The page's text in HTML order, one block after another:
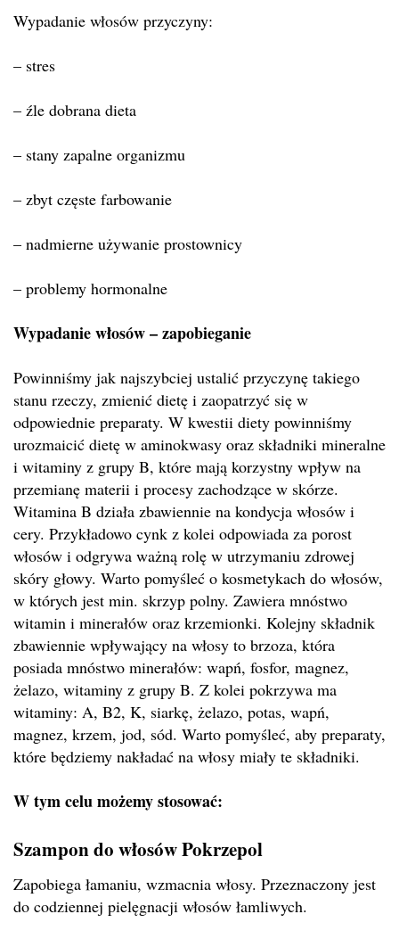
Wypadanie włosów przyczyny:
– stres
– źle dobrana dieta
– stany zapalne organizmu
– zbyt częste farbowanie
– nadmierne używanie prostownicy
– problemy hormonalne
Wypadanie włosów – zapobieganie
Powinniśmy jak najszybciej ustalić przyczynę takiego
stanu rzeczy, zmienić dietę i zaopatrzyć się w
odpowiednie preparaty. W kwestii diety powinniśmy
urozmaicić dietę w aminokwasy oraz składniki mineralne
i witaminy z grupy B, które mają korzystny wpływ na
przemianę materii i procesy zachodzące w skórze.
Witamina B działa zbawiennie na kondycja włosów i
cery. Przykładowo cynk z kolei odpowiada za porost
włosów i odgrywa ważną rolę w utrzymaniu zdrowej
skóry głowy. Warto pomyśleć o kosmetykach do włosów,
w których jest min. skrzyp polny. Zawiera mnóstwo
witamin i minerałów oraz krzemionki. Kolejny składnik
zbawiennie wpływający na włosy to brzoza, która
posiada mnóstwo minerałów: wapń, fosfor, magnez,
żelazo, witaminy z grupy B. Z kolei pokrzywa ma
witaminy: A, B2, K, siarkę, żelazo, potas, wapń,
magnez, krzem, jod, sód. Warto pomyśleć, aby preparaty,
które będziemy nakładać na włosy miały te składniki.
W tym celu możemy stosować:
Szampon do włosów Pokrzepol
Zapobiega łamaniu, wzmacnia włosy. Przeznaczony jest
do codziennej pielęgnacji włosów łamliwych.